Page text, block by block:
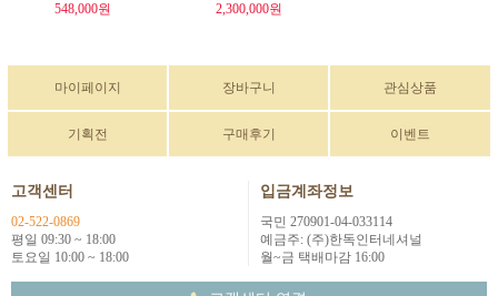
548,000원
2,300,000원
마이페이지 장바구니 관심상품
기획전 구매후기 이벤트
고객센터
02-522-0869
평일 09:30 ~ 18:00
토요일 10:00 ~ 18:00
입금계좌정보
국민 270901-04-033114
예금주: (주)한독인터네셔널
월~금 택배마감 16:00